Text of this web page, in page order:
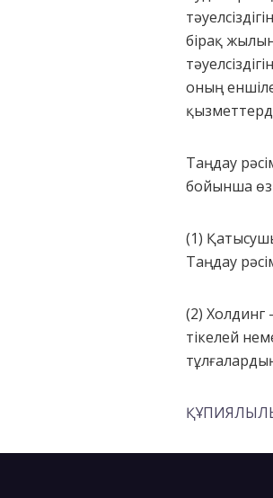
бірақ
оның
Таңдау
бойынша өз
(1)
Таңдау
(2) Холдинг
тікелей